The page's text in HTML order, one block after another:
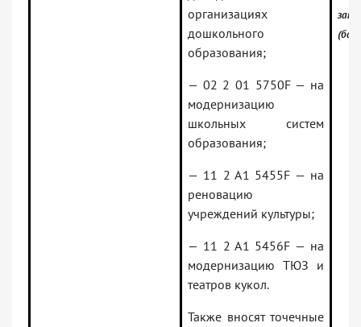
организациях
дошкольного
образования;
— 02 2 01 5750F — на
модернизацию
школьных систем
образования;
— 11 2 A1 5455F — на
реновацию
учреждений культуры;
— 11 2 A1 5456F — на
модернизацию ТЮЗ и
театров кукол.
Также вносят точечные